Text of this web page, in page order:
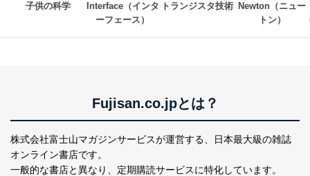
子供の科学
Interface（インタ
ーフェース）
トランジスタ技術 Newton（ニュー
トン）
Fujisan.co.jpとは？
株式会社富士山マガジンサービスが運営する、
日本最大級の雑誌
オンライン書店です。
一般的な書店と異なり、 定期購読サービスに特化しています。